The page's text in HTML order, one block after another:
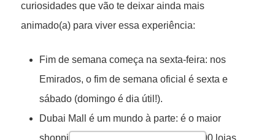
curiosidades que vão te deixar ainda mais
animado(a) para viver essa experiência:
Fim de semana começa na sexta-feira: nos
Emirados, o fim de semana oficial é sexta e
sábado (domingo é dia útil!).
Dubai Mall é um mundo à parte: é o maior
shopping do mundo, com mais de 1.200 lojas,